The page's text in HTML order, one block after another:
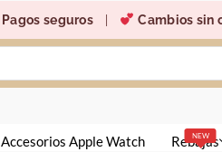
Pagos seguros Cambios sin
Accesorios Apple Watch NEW
Rebajas